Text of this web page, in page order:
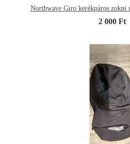
Northwave Giro kerékpáros zokni
2 000 Ft